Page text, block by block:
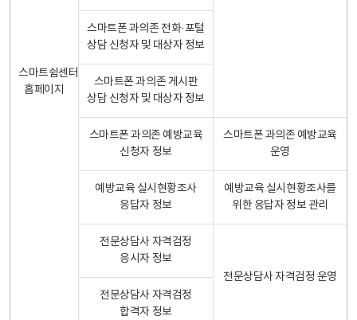
스마트쉼센터
홈페이지
스마트폰 과의존 전화·포털
상담 신청자 및 대상자 정보
스마트폰 과의존 게시판
상담 신청자 및 대상자 정보
스마트폰 과의존 예방교육
신청자 정보
스마트폰 과의존 예방교육
운영
예방교육 실시현황조사
응답자 정보
예방교육 실시현황조사를
위한 응답자 정보 관리
전문상담사 자격검정
응시자 정보
전문상담사 자격검정 운영
전문상담사 자격검정
합격자 정보